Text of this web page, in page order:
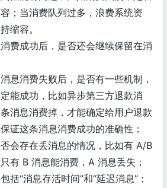
；当消费队列过多，浪费系统资
缩容。
费成功后，是否还会继续保留在消
息消费失败后，是否有一些机制，
能成功，比如异步第三方退款消
消息消费掉，才能确定给用户退款
证这条消息消费成功的准确性；
会存在丢消息的情况，比如有 A/B
有 B 消息能消费，A 消息丢失；
括“消息存活时间”和“延迟消息”；